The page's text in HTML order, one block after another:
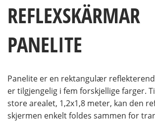
REFLEXSKÄRMAR
PANELITE
Panelite er en rektangulær
er tilgjengelig i fem forskjellige farger.
store arealet, 1,2x1,8 meter, kan den
skjermen enkelt foldes sammen for